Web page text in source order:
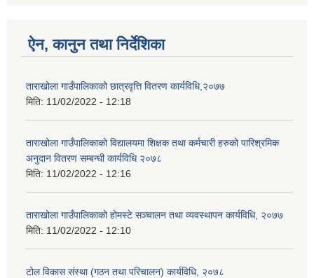
ऐन, कानुन तथा निर्देशिका
ताराखोला गाउँपालिकाको छात्रवृत्ति वितरण कार्यविधि,२०७७
मिति: 11/02/2022 - 12:18
ताराखोला गाउँपालिकाको विद्यालयमा शिक्षक तथा कर्मचारी हरुको पारिश्रमिक
अनुदान वितरण सम्बन्धी कार्यविधि २०७८
मिति: 11/02/2022 - 12:16
ताराखोला गाउँपालिकाको होमस्टे सञ्चालन तथा व्यवस्थापन कार्यविधि, २०७७
मिति: 11/02/2022 - 12:10
टोल विकास संस्था (गठन तथा परिचालन) कार्यविधि, २०७८